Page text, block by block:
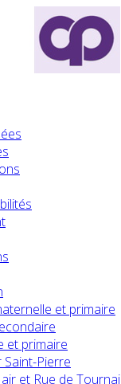
et primaire
et primaire
Saint-Pierre
et Rue de Tournai